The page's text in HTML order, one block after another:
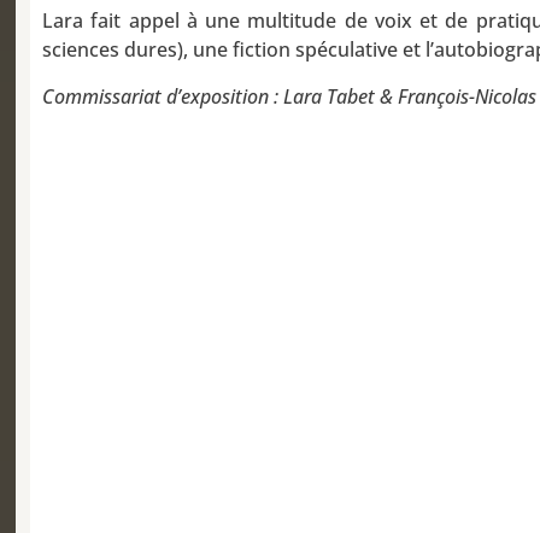
Lara fait appel à une multitude de voix et de
sciences dures), une fiction spéculative et
Commissariat d’exposition : Lara Tabet & François-Nicolas